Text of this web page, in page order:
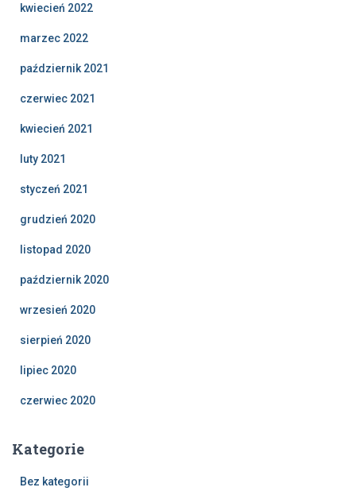
kwiecień 2022
marzec 2022
październik 2021
czerwiec 2021
kwiecień 2021
luty 2021
styczeń 2021
grudzień 2020
listopad 2020
październik 2020
wrzesień 2020
sierpień 2020
lipiec 2020
czerwiec 2020
Kategorie
Bez kategorii